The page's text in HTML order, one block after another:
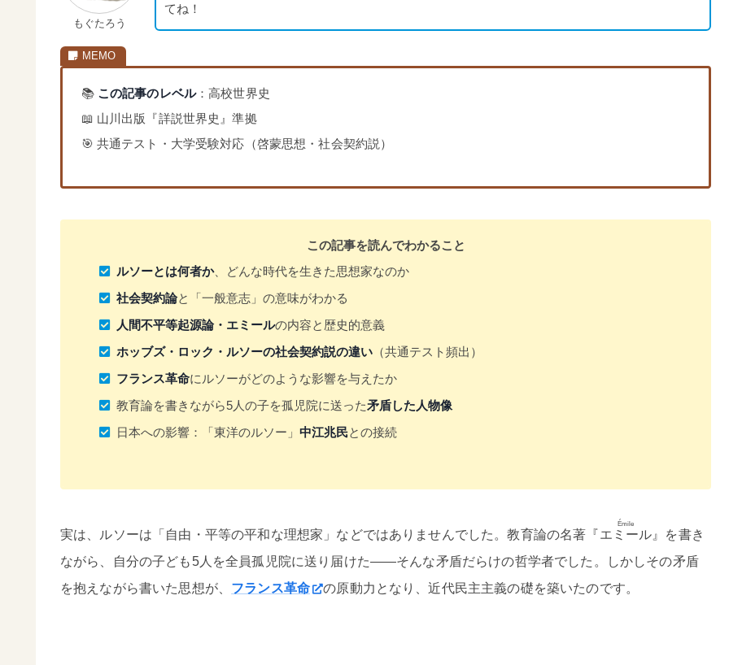
もぐたろう
てね！
📚 この記事のレベル：高校世界史
📖 山川出版『詳説世界史』準拠
🎯 共通テスト・大学受験対応（啓蒙思想・社会契約説）
この記事を読んでわかること
ルソーとは何者か、どんな時代を生きた思想家なのか
社会契約論と「一般意志」の意味がわかる
人間不平等起源論・エミールの内容と歴史的意義
ホッブズ・ロック・ルソーの社会契約説の違い（共通テスト頻出）
フランス革命にルソーがどのような影響を与えたか
教育論を書きながら5人の子を孤児院に送った矛盾した人物像
日本への影響：「東洋のルソー」 中江兆民との接続
実は、ルソーは「自由・平等の平和な理想家」などではありませんでした。教育論の名著『エミール
Émile
』を書き
ながら、自分の子ども5人を全員孤児院に送り届けた——そんな矛盾だらけの哲学者でした。しかしその矛盾
を抱えながら書いた思想が、 フランス革命 の原動力となり、近代民主主義の礎を築いたのです。